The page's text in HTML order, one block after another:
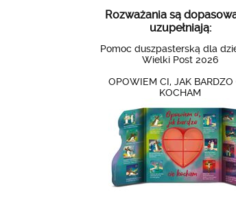
Rozważania są
uzupełniają:
Pomoc duszpasterską dla
Wielki Post 2026
OPOWIEM CI, JAK BARDZO
KOCHAM